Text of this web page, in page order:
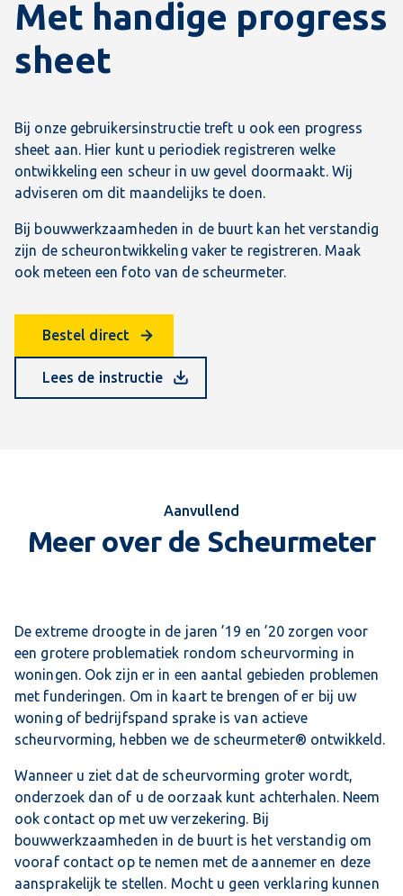
Met handige progress
sheet
Bij onze gebruikersinstructie treft u ook een progress
sheet aan. Hier kunt u periodiek registreren welke
ontwikkeling een scheur in uw gevel doormaakt. Wij
adviseren om dit maandelijks te doen.
Bij bouwwerkzaamheden in de buurt kan het verstandig
zijn de scheurontwikkeling vaker te registreren. Maak
ook meteen een foto van de scheurmeter.
Bestel direct
Lees de instructie
Aanvullend
Meer over de Scheurmeter
De extreme droogte in de jaren ’19 en ’20 zorgen voor
een grotere problematiek rondom scheurvorming in
woningen. Ook zijn er in een aantal gebieden problemen
met funderingen. Om in kaart te brengen of er bij uw
woning of bedrijfspand sprake is van actieve
scheurvorming, hebben we de scheurmeter® ontwikkeld.
Wanneer u ziet dat de scheurvorming groter wordt,
onderzoek dan of u de oorzaak kunt achterhalen. Neem
ook contact op met uw verzekering. Bij
bouwwerkzaamheden in de buurt is het verstandig om
vooraf contact op te nemen met de aannemer en deze
aansprakelijk te stellen. Mocht u geen verklaring kunnen